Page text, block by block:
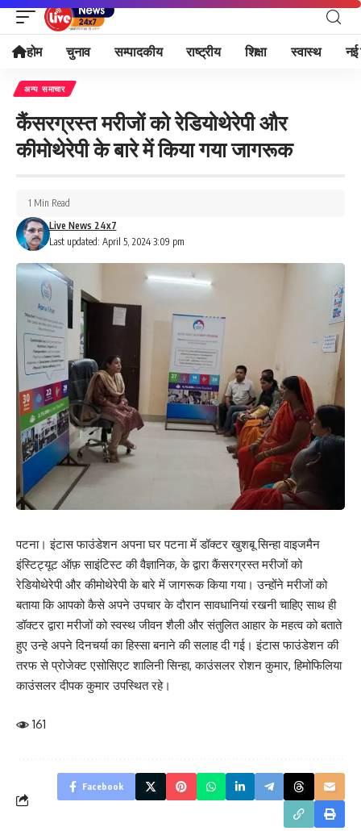
होम चुनाव सम्पादकीय राष्ट्रीय शिक्षा स्वास्थ नई
अन्य समाचार
कैंसरग्रस्त मरीजों को रेडियोथेरेपी और
कीमोथेरेपी के बारे में किया गया जागरूक
Last updated: April 5, 2024 3:09 pm
Live News 24x7
1 Min Read
पटना। इंटास फाउंडेशन अपना घर पटना में डॉक्टर खुशबू सिन्हा वाइजमैन
इंस्टिट्यूट ऑफ़ साइंटिस्ट की वैज्ञानिक, के द्वारा कैंसरग्रस्त मरीजों को
रेडियोथेरेपी और कीमोथेरेपी के बारे में जागरूक किया गया। उन्होंने मरीजों को
बताया कि आपको कैसे अपने उपचार के दौरान सावधानियां रखनी चाहिए साथ ही
डॉक्टर द्वारा मरीजों को स्वस्थ जीवन शैली और संतुलित आहार के महत्व को बताते
हुए उन्हे अपने दिनचर्या का हिस्सा बनाने की सलाह दी गई। इंटास फाउंडेशन की
तरफ से प्रोजेक्ट एसोसिएट शालिनी सिन्हा, काउंसलर रोशन कुमार, हिमोफिलिया
काउंसलर दीपक कुमार उपस्थित रहे।
161
Facebook